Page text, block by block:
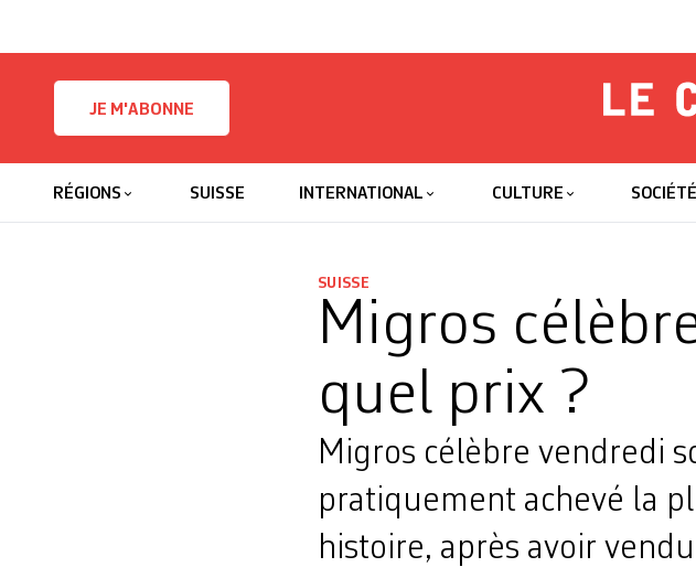
JE M'ABONNE
Le
RÉGIONS SUISSE INTERNATIONAL CULTURE SOCIÉTÉ
SUISSE
Migros
quel prix ?
Migros célèbre vendredi
pratiquement achevé la
histoire, après avoir